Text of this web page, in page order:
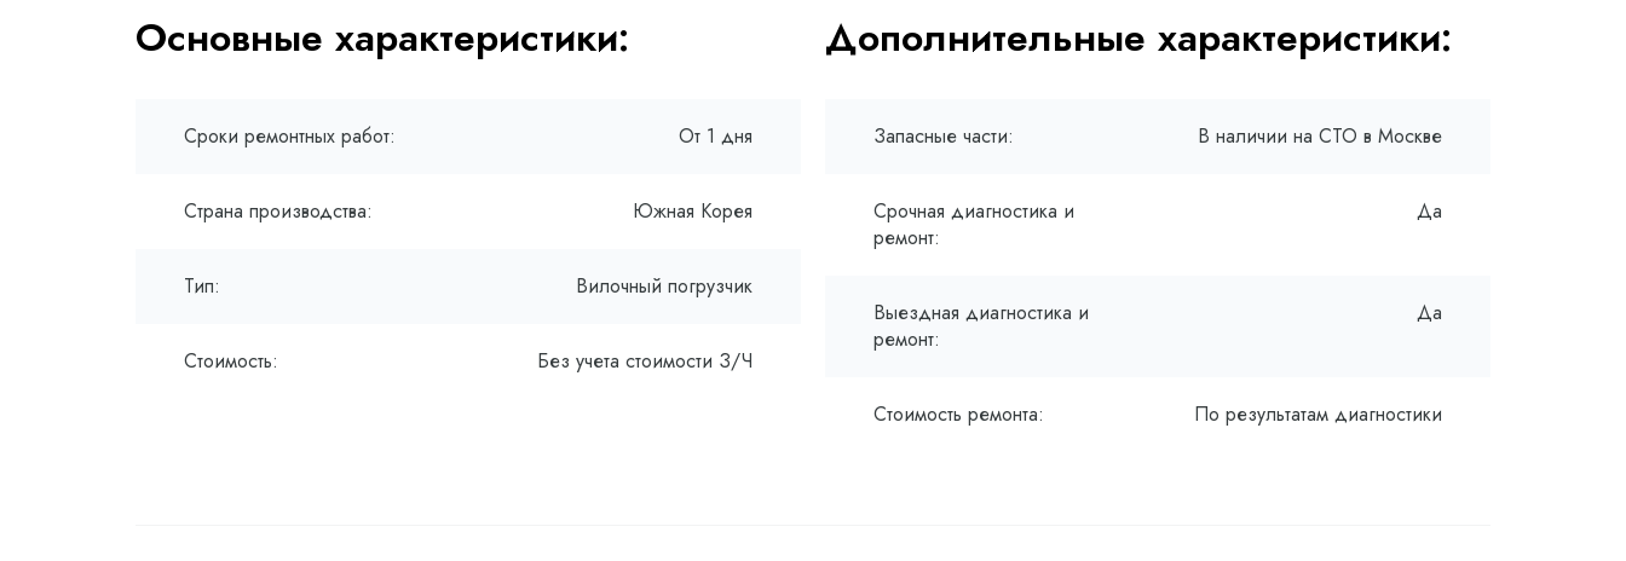
Основные характеристики:
Сроки ремонтных работ: От 1 дня
Страна производства: Южная Корея
Тип: Вилочный погрузчик
Стоимость: Без учета стоимости З/Ч
Дополнительные характеристики:
Запасные части: В наличии на СТО в Москве
Срочная диагностика и
ремонт:
Да
Выездная диагностика и
ремонт:
Да
Стоимость ремонта: По результатам диагностики